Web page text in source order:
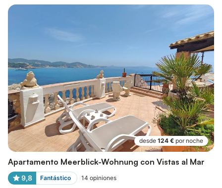
desde 124 € por noche
Apartamento Meerblick-Wohnung con Vistas al Mar
9,8 Fantástico 14 opiniones